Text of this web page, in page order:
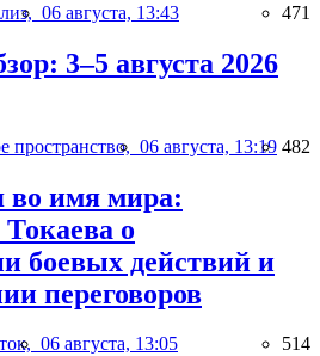
06 августа, 13:43 471
3–5 августа 2026
пространство, 06 августа, 13:19 482
во имя мира:
о
боевых действий и
переговоров
06 августа, 13:05 514